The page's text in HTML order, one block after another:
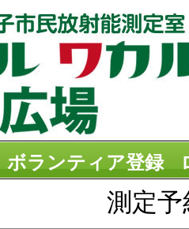
ボランティア登録
測定